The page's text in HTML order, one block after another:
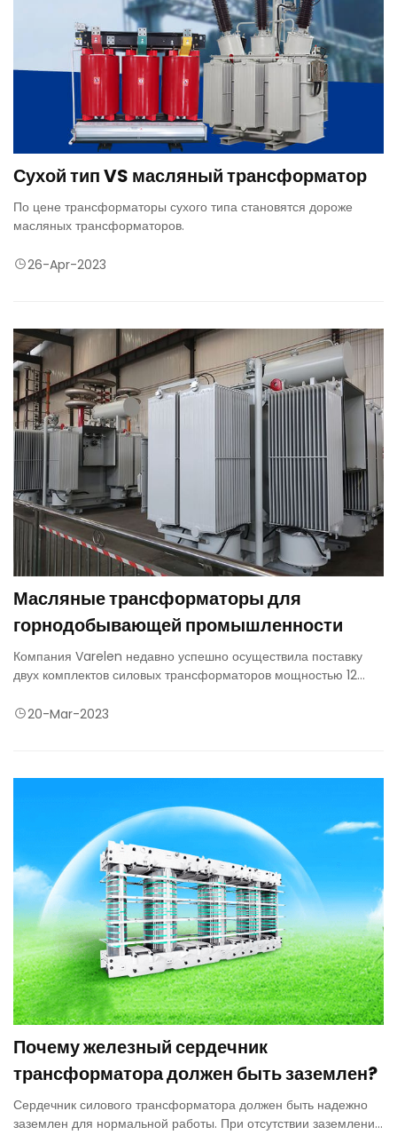
Сухой тип VS масляный трансформатор
По цене трансформаторы сухого типа становятся дороже
масляных трансформаторов.
26-Apr-2023
Масляные трансформаторы для
горнодобывающей промышленности
Компания Varelen недавно успешно осуществила поставку
двух комплектов силовых трансформаторов мощностью 12
Шахтный масляный трансформатор мощностью 12 МВА - это
20-Mar-2023
Почему железный сердечник
трансформатора должен быть заземлен?
Сердечник силового трансформатора должен быть надежно
заземлен для нормальной работы. При отсутствии заземления